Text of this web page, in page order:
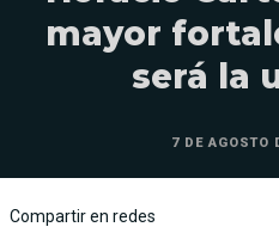
mayor
será la
7 DE AGOSTO
Compartir en redes